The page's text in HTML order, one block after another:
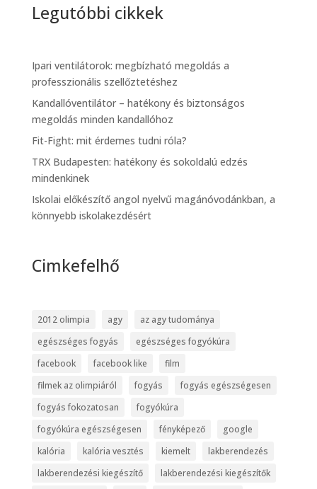
Legutóbbi cikkek
Ipari ventilátorok: megbízható megoldás a
professzionális szellőztetéshez
Kandallóventilátor – hatékony és biztonságos
megoldás minden kandallóhoz
Fit-Fight: mit érdemes tudni róla?
TRX Budapesten: hatékony és sokoldalú edzés
mindenkinek
Iskolai előkészítő angol nyelvű magánóvodánkban, a
könnyebb iskolakezdésért
Cimkefelhő
2012 olimpia agy
az agy tudománya
egészséges fogyás
egészséges fogyókúra
facebook
facebook like
film
filmek az olimpiáról
fogyás
fogyás egészségesen
fogyás fokozatosan
fogyókúra
fogyókúra egészségesen
fényképező
google
kalória
kalória vesztés kiemelt
lakberendezés
lakberendezési kiegészítő
lakberendezési kiegészítők